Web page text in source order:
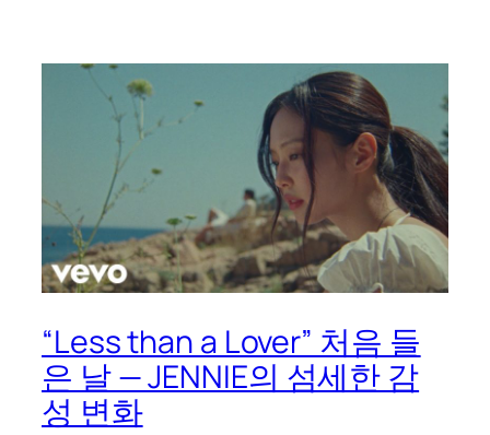
“Less than a Lover” 처음 들
은 날 — JENNIE의 섬세한 감
성 변화